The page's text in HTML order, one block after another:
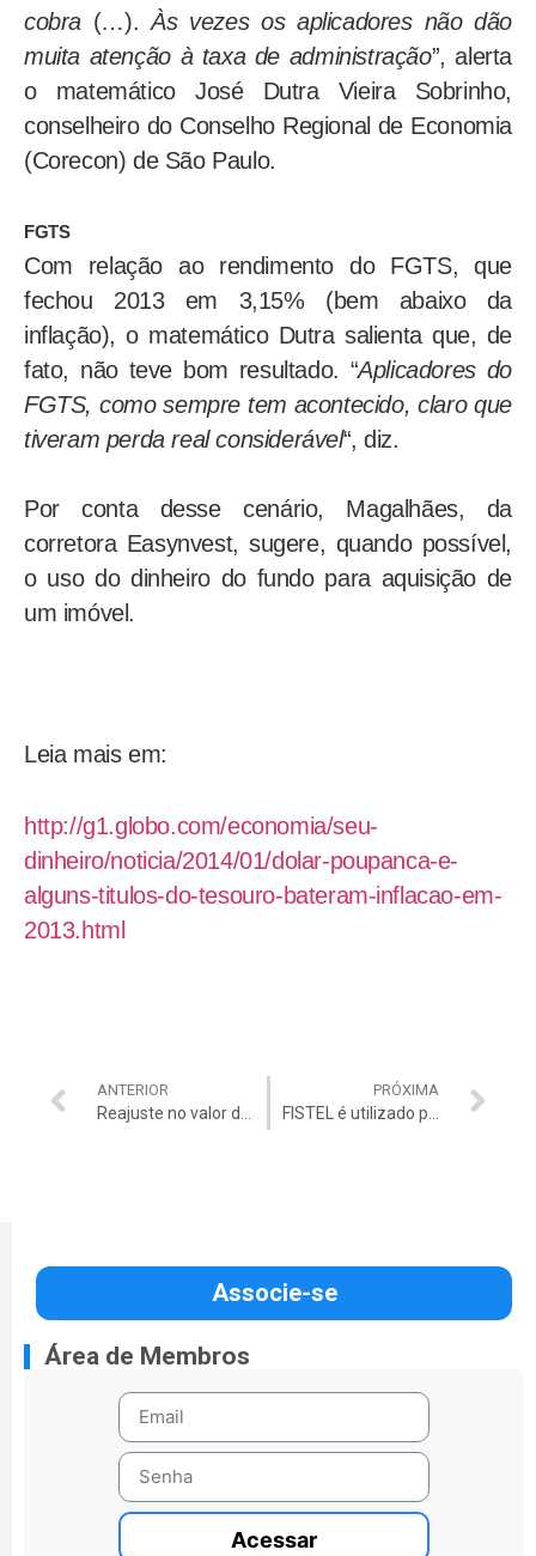
cobra(…).Às vezes os aplicadores não dão
muita atenção à taxa de administração”, alerta
o matemático José Dutra Vieira Sobrinho,
conselheiro do Conselho Regional de Economia
(Corecon) de São Paulo.
FGTS
Com relação ao rendimento do FGTS, que
fechou 2013 em 3,15% (bem abaixo da
inflação), o matemático Dutra salienta que, de
fato, não teve bom resultado. “Aplicadores do
FGTS, como sempre tem acontecido, claro que
tiveram perda real considerável“, diz.
Por conta desse cenário, Magalhães, da
corretora Easynvest, sugere, quando possível,
o uso do dinheiro do fundo para aquisição de
um imóvel.
Leia mais em:
http://g1.globo.com/economia/seu-
dinheiro/noticia/2014/01/dolar-poupanca-e-
alguns-titulos-do-tesouro-bateram-inflacao-em-
2013.html
ANTERIOR
Reajuste no valor das multas do mensalão
PRÓXIMA
FISTEL é utilizado para pagar até Bolsa Família
Associe-se
Área de Membros
Acessar